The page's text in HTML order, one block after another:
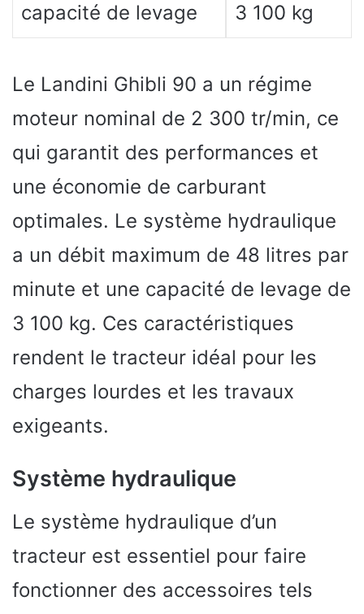
capacité de levage 3 100 kg
Le Landini Ghibli 90 a un régime
moteur nominal de 2 300 tr/min, ce
qui garantit des performances et
une économie de carburant
optimales. Le système hydraulique
a un débit maximum de 48 litres par
minute et une capacité de levage de
3 100 kg. Ces caractéristiques
rendent le tracteur idéal pour les
charges lourdes et les travaux
exigeants.
Système hydraulique
Le système hydraulique d’un
tracteur est essentiel pour faire
fonctionner des accessoires tels